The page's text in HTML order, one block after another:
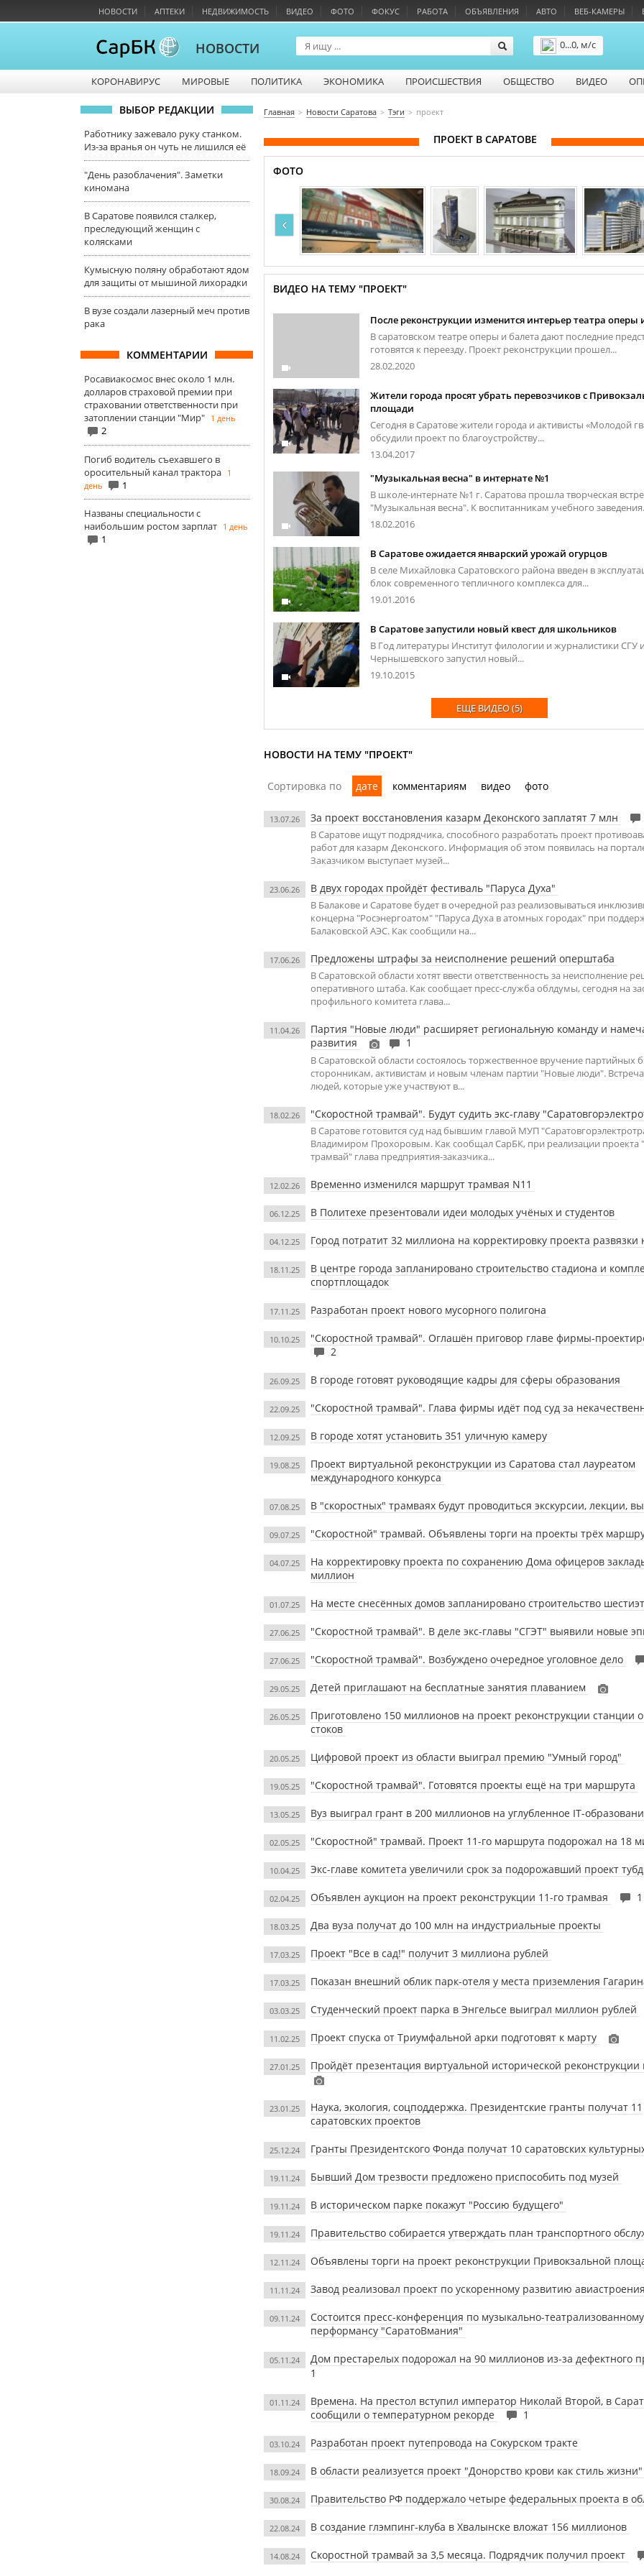
НОВОСТИ АПТЕКИ НЕДВИЖИМОСТЬ ВИДЕО ФОТО ФОКУС РАБОТА ОБЪЯВЛЕНИЯ АВТО ВЕБ-КАМЕРЫ
НОВОСТИ
0...0, м/с
КОРОНАВИРУС МИРОВЫЕ ПОЛИТИКА ЭКОНОМИКА ПРОИСШЕСТВИЯ ОБЩЕСТВО ВИДЕО
ВЫБОР РЕДАКЦИИ
Работнику зажевало руку станком.
Из-за вранья он чуть не лишился её
"День разоблачения". Заметки
киномана
В Саратове появился сталкер,
преследующий женщин с
колясками
Кумысную поляну обработают ядом
для защиты от мышиной лихорадки
В вузе создали лазерный меч против
рака
КОММЕНТАРИИ
Росавиакосмос внес около 1 млн.
долларов страховой премии при
страховании ответственности при
затоплении станции "Мир" 1 день
2
Погиб водитель съехавшего в
оросительный канал трактора 1
день
1
Названы специальности с
наибольшим ростом зарплат 1 день
1
Главная Новости Саратова Тэги проект
ПРОЕКТ В САРАТОВЕ
ФОТО
‹
ВИДЕО НА ТЕМУ "ПРОЕКТ"
После реконструкции изменится интерьер театра оперы
В саратовском театре оперы и балета дают последние
готовятся к переезду. Проект реконструкции прошел...
28.02.2020
Жители города просят убрать перевозчиков с
площади
Сегодня в Саратове жители города и активисты «Молодой
обсудили проект по благоустройству...
13.04.2017
"Музыкальная весна" в интернате №1
В школе-интернате №1 г. Саратова прошла творческая
"Музыкальная весна". К воспитанникам учебного
18.02.2016
В Саратове ожидается январский урожай огурцов
В селе Михайловка Саратовского района введен в
блок современного тепличного комплекса для...
19.01.2016
В Саратове запустили новый квест для школьников
В Год литературы Институт филологии и журналистики СГУ
Чернышевского запустил новый...
19.10.2015
ЕЩЕ ВИДЕО (5)
НОВОСТИ НА ТЕМУ "ПРОЕКТ"
Сортировка по дате комментариям видео фото
13.07.26 За проект восстановления казарм Деконского заплатят 7 млн
В Саратове ищут подрядчика, способного разработать проект
работ для казарм Деконского. Информация об этом появилась на
Заказчиком выступает музей...
23.06.26 В двух городах пройдёт фестиваль "Паруса Духа"
В Балакове и Саратове будет в очередной раз реализовываться
концерна "Росэнергоатом" "Паруса Духа в атомных городах" при
Балаковской АЭС. Как сообщили на...
17.06.26 Предложены штрафы за неисполнение решений оперштаба
В Саратовской области хотят ввести ответственность за неисполнение
оперативного штаба. Как сообщает пресс-служба облдумы, сегодня на
профильного комитета глава...
11.04.26
Партия "Новые люди" расширяет региональную команду и
развития
1
В Саратовской области состоялось торжественное вручение партийных
сторонникам, активистам и новым членам партии "Новые люди".
людей, которые уже участвуют в...
18.02.26 "Скоростной трамвай". Будут судить экс-главу
В Саратове готовится суд над бывшим главой МУП
Владимиром Прохоровым. Как сообщал СарБК, при реализации проекта
трамвай" глава предприятия-заказчика...
12.02.26 Временно изменился маршрут трамвая N11
06.12.25 В Политехе презентовали идеи молодых учёных и студентов
04.12.25 Город потратит 32 миллиона на корректировку проекта развязки
18.11.25
В центре города запланировано строительство стадиона и
спортплощадок
17.11.25 Разработан проект нового мусорного полигона
10.10.25
"Скоростной трамвай". Оглашён приговор главе фирмы-
2
26.09.25 В городе готовят руководящие кадры для сферы образования
22.09.25 "Скоростной трамвай". Глава фирмы идёт под суд за
12.09.25 В городе хотят установить 351 уличную камеру
19.08.25
Проект виртуальной реконструкции из Саратова стал лауреатом
международного конкурса
07.08.25 В "скоростных" трамваях будут проводиться экскурсии, лекции,
09.07.25 "Скоростной" трамвай. Объявлены торги на проекты трёх
04.07.25
На корректировку проекта по сохранению Дома офицеров
миллион
01.07.25 На месте снесённых домов запланировано строительство
27.06.25 "Скоростной трамвай". В деле экс-главы "СГЭТ" выявили новые
27.06.25 "Скоростной трамвай". Возбуждено очередное уголовное дело
29.05.25 Детей приглашают на бесплатные занятия плаванием
26.05.25
Приготовлено 150 миллионов на проект реконструкции станции
стоков
20.05.25 Цифровой проект из области выиграл премию "Умный город"
19.05.25 "Скоростной трамвай". Готовятся проекты ещё на три маршрута
13.05.25 Вуз выиграл грант в 200 миллионов на углубленное IT-
02.05.25 "Скоростной" трамвай. Проект 11-го маршрута подорожал на 18
10.04.25 Экс-главе комитета увеличили срок за подорожавший проект
02.04.25 Объявлен аукцион на проект реконструкции 11-го трамвая 1
18.03.25 Два вуза получат до 100 млн на индустриальные проекты
17.03.25 Проект "Все в сад!" получит 3 миллиона рублей
17.03.25 Показан внешний облик парк-отеля у места приземления
03.03.25 Студенческий проект парка в Энгельсе выиграл миллион рублей
11.02.25 Проект спуска от Триумфальной арки подготовят к марту
27.01.25 Пройдёт презентация виртуальной исторической реконструкции
23.01.25
Наука, экология, соцподдержка. Президентские гранты получат 11
саратовских проектов
25.12.24 Гранты Президентского Фонда получат 10 саратовских
19.11.24 Бывший Дом трезвости предложено приспособить под музей
19.11.24 В историческом парке покажут "Россию будущего"
19.11.24 Правительство собирается утверждать план транспортного
12.11.24 Объявлены торги на проект реконструкции Привокзальной
11.11.24 Завод реализовал проект по ускоренному развитию авиастроения
09.11.24
Состоится пресс-конференция по музыкально-театрализованному
перформансу "СаратоВмания"
05.11.24
Дом престарелых подорожал на 90 миллионов из-за дефектного
1
01.11.24
Времена. На престол вступил император Николай Второй, в
сообщили о температурном рекорде
1
03.10.24 Разработан проект путепровода на Сокурском тракте
18.09.24 В области реализуется проект "Донорство крови как стиль жизни"
30.08.24 Правительство РФ поддержало четыре федеральных проекта в
22.08.24 В создание глэмпинг-клуба в Хвалынске вложат 156 миллионов
14.08.24 Скоростной трамвай за 3,5 месяца. Подрядчик получил проект